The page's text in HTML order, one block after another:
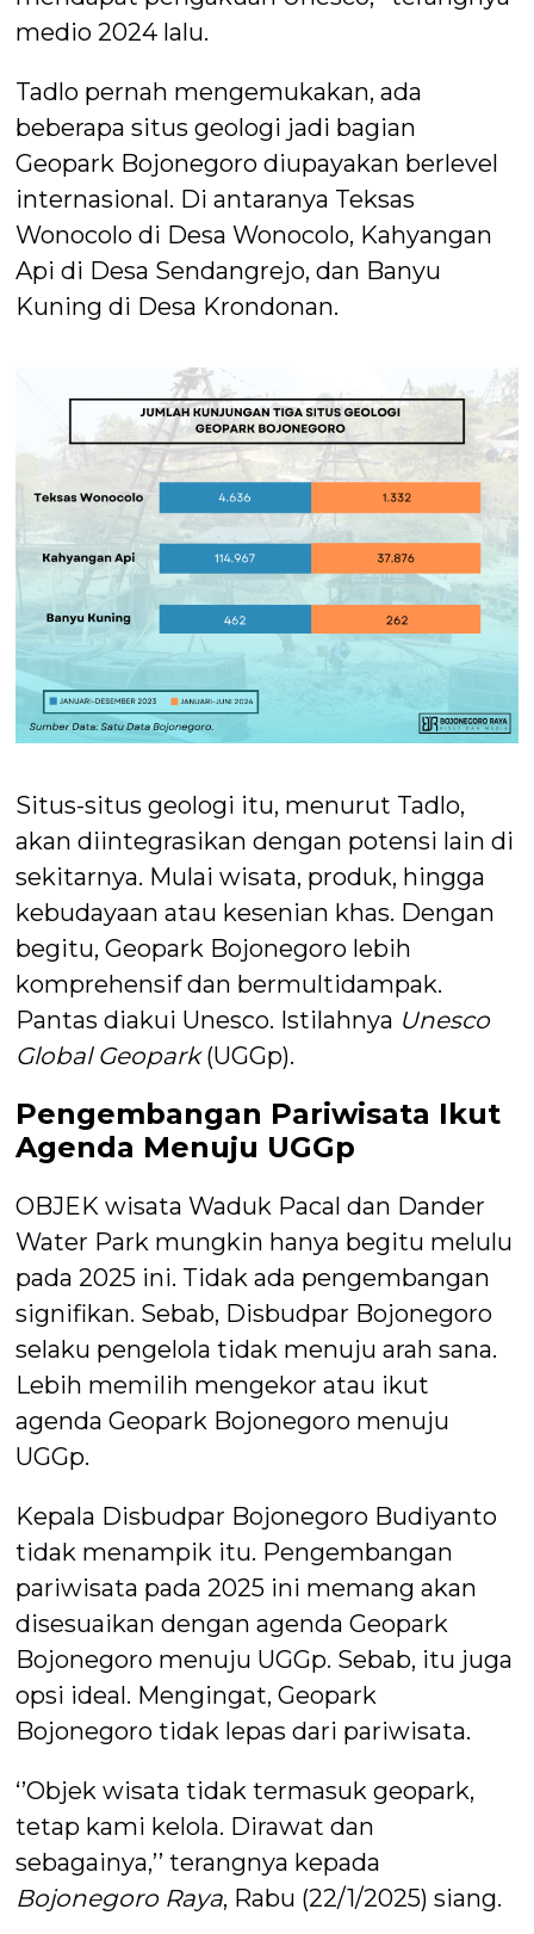
medio 2024 lalu.
Tadlo pernah mengemukakan, ada
beberapa situs geologi jadi bagian
Geopark Bojonegoro diupayakan berlevel
internasional. Di antaranya Teksas
Wonocolo di Desa Wonocolo, Kahyangan
Api di Desa Sendangrejo, dan Banyu
Kuning di Desa Krondonan.
Situs-situs geologi itu, menurut Tadlo,
akan diintegrasikan dengan potensi lain di
sekitarnya. Mulai wisata, produk, hingga
kebudayaan atau kesenian khas. Dengan
begitu, Geopark Bojonegoro lebih
komprehensif dan bermultidampak.
Pantas diakui Unesco. Istilahnya Unesco
Global Geopark(UGGp).
Pengembangan Pariwisata Ikut
Agenda Menuju UGGp
OBJEK wisata Waduk Pacal dan Dander
Water Park mungkin hanya begitu melulu
pada 2025 ini. Tidak ada pengembangan
signifikan. Sebab, Disbudpar Bojonegoro
selaku pengelola tidak menuju arah sana.
Lebih memilih mengekor atau ikut
agenda Geopark Bojonegoro menuju
UGGp.
Kepala Disbudpar Bojonegoro Budiyanto
tidak menampik itu. Pengembangan
pariwisata pada 2025 ini memang akan
disesuaikan dengan agenda Geopark
Bojonegoro menuju UGGp. Sebab, itu juga
opsi ideal. Mengingat, Geopark
Bojonegoro tidak lepas dari pariwisata.
‘’Objek wisata tidak termasuk geopark,
tetap kami kelola. Dirawat dan
sebagainya,’’ terangnya kepada
Bojonegoro Raya, Rabu (22/1/2025) siang.